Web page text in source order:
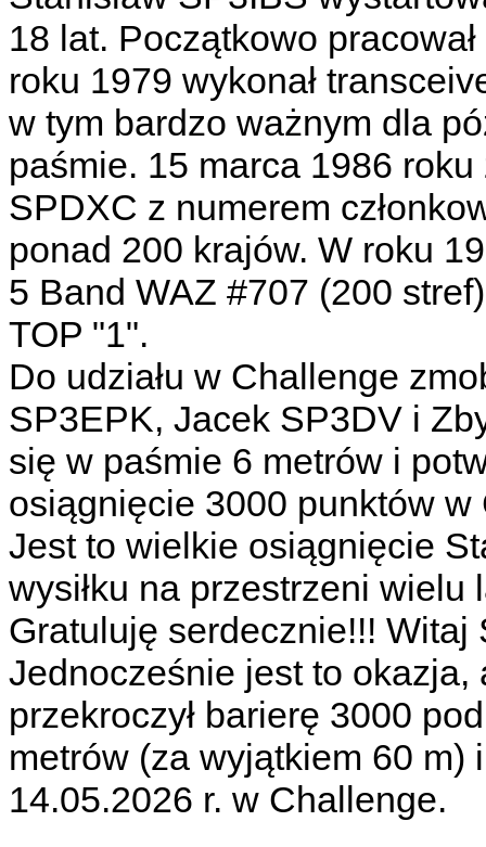
18 lat. Początkowo
roku 1979 wykonał
w tym bardzo ważnym dla
paśmie. 15 marca 1986 roku
SPDXC z numerem
ponad 200 krajów. W roku
5 Band WAZ #707 (200
TOP "1".
Do udziału w Challenge
SP3EPK, Jacek SP3DV i
się w paśmie 6 metrów i
osiągnięcie 3000 punktów w
Jest to wielkie osiągnięcie
wysiłku na przestrzeni wielu
Gratuluję serdecznie!!! Witaj
Jednocześnie jest to
przekroczył barierę 3000
metrów (za wyjątkiem 60 m)
14.05.2026 r. w Challenge.